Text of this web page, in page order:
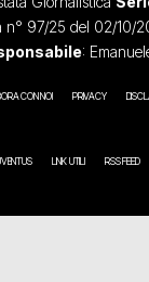
n° 97/25 del 02/10/
:
CON NOI PRIVACY
LINK UTILI RSS FEED